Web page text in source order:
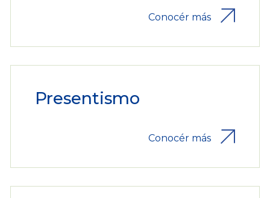
Conocér más
Presentismo
Conocér más